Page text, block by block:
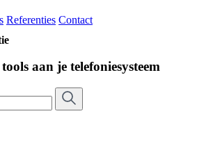
Referenties Contact
aan je telefoniesysteem